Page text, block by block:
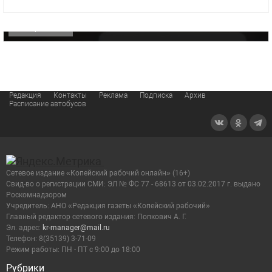
Редакция Контакты Реклама Подписка
Архив
Расписание автобусов
Рубрики
Сетевое издание «Копейский рабочий онлайн» (16+)
Cвид-во о регистрации СМИ: ЭЛ № ФС 77 - 68613 от 03.02.2017 г. выдано
Роскомнадзором
Учредитель: АНО «Редакция газеты «Копейский рабочий»
Главный редактор сетевого издания: Попкович А. Г.
Эл. адрес: kr-manager@mail.ru
Телефон: 8(35139) 3-71-09
Режим работы: ПН - ПТ с 9:00 до 18:00